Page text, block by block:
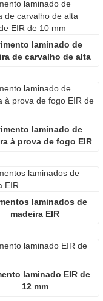
laminado de
de carvalho de alta
laminado de
à prova de fogo EIR
laminados de
madeira EIR
laminado EIR de
12 mm